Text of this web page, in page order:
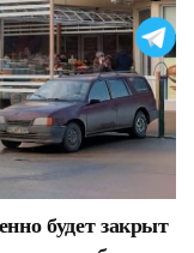
будет закрыт